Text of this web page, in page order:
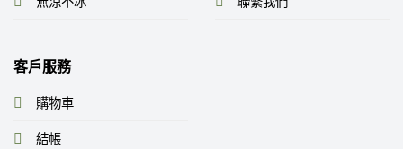
客戶服務
購物車
結帳